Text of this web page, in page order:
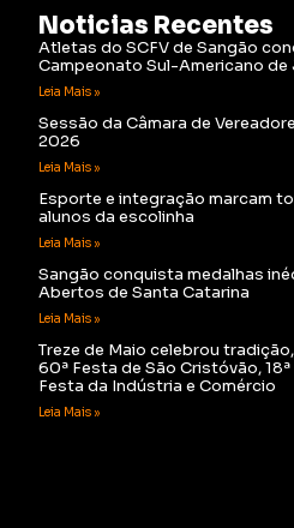
Noticias Recentes
Atletas do SCFV de Sangão
Campeonato Sul-Americano
Leia Mais »
Sessão da Câmara de
2026
Leia Mais »
Esporte e integração marcam
alunos da escolinha
Leia Mais »
Sangão conquista medalhas
Abertos de Santa Catarina
Leia Mais »
Treze de Maio celebrou
60ª Festa de São Cristóvão,
Festa da Indústria e Comércio
Leia Mais »